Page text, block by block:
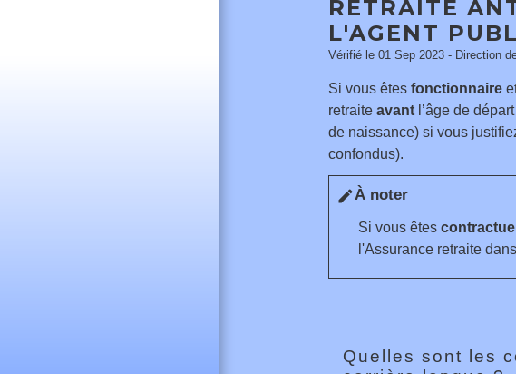
RETRAITE
L'AGENT
Vérifié le 01 Sep 2023 - Direction
Si vous êtes fonctionnaire
retraite avantl’âge de
de naissance) si vous
confondus).
editÀ noter
Si vous êtes contractuel
l'Assurance retraite
Quelles sont les